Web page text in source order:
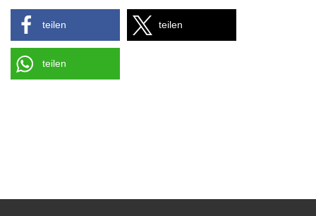
teilen teilen
teilen